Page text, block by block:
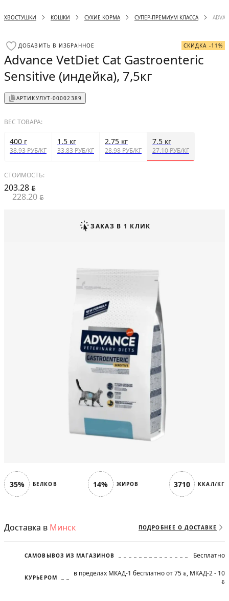
ХВОСТУШКИ КОШКИ СУХИЕ КОРМА СУПЕР-ПРЕМИУМ КЛАССА
35% БЕЛКОВ 14% ЖИРОВ 3710 ККАЛ/КГ
Доставка в Минск ПОДРОБНЕЕ О ДОСТАВКЕ
САМОВЫВОЗ ИЗ МАГАЗИНОВ Бесплатно
КУРЬЕРОМ в пределах МКАД-1 бесплатно от 75 BYN, МКАД-2 - 10
BYN
ДОБАВИТЬ В ИЗБРАННОЕ СКИДКА -11%
Advance VetDiet Cat Gastroenteric
Sensitive (индейка), 7,5кг
АРТИКУЛУТ-00002389
ВЕС ТОВАРА:
400 г
38.93 РУБ/КГ
1.5 кг
33.83 РУБ/КГ
2.75 кг
28.98 РУБ/КГ
7.5 кг
27.10 РУБ/КГ
СТОИМОСТЬ:
203.28 BYN
228.20 BYN
ЗАКАЗ В 1 КЛИК